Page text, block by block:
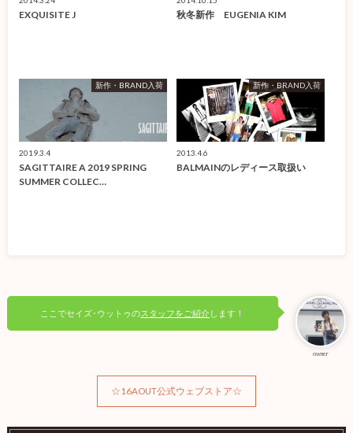
EXQUISITE J 秋冬新作 EUGENIA KIM
新作・BRAND入荷
2019.3.4
SAGITTAIRE A 2019 SPRING
SUMMER COLLEC…
新作・BRAND入荷
2013.4.6
BALMAINのレディース取扱い
owner
ここでセイズ･ウットゥのスタッフをご紹介します！
☆16AOUT公式ウェブストア☆